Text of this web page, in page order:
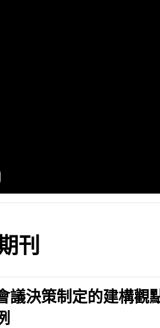
刊
議決策制定的建構觀